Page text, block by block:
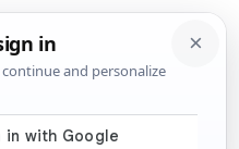
en las piernas
2025